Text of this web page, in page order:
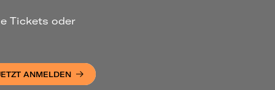
Tickets oder
ANMELDEN